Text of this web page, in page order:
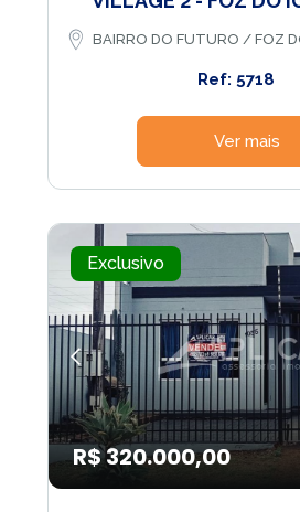
BAIRRO DO FUTURO / FOZ
Ref: 5718
Ver mais
Exclusivo
R$ 320.000,00